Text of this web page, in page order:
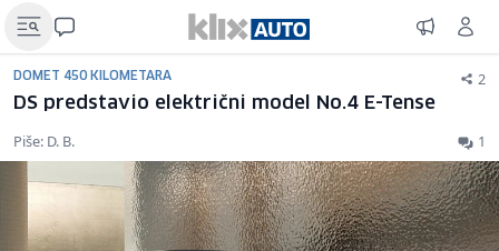
DOMET 450 KILOMETARA 2
DS predstavio električni model No.4 E-Tense
Piše: D. B. 1